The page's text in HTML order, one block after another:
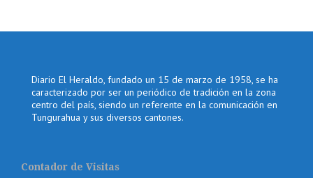
Diario El Heraldo, fundado un 15 de marzo de 1958, se ha
caracterizado por ser un periódico de tradición en la zona
centro del país, siendo un referente en la comunicación en
Tungurahua y sus diversos cantones.
Contador de Visitas